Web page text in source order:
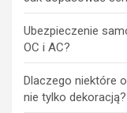
Ubezpieczenie
OC i AC?
Dlaczego niektóre
nie tylko dekoracją?